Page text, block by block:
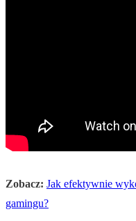
Zobacz: Jak efektywnie
gamingu?